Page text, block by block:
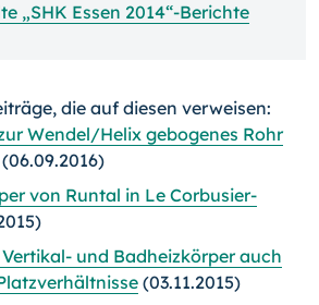
„SHK Essen 2014“-Berichte
die auf diesen verweisen:
Wendel/Helix gebogenes Rohr
von Runtal in Le Corbusier-
und Badheizkörper auch
(03.11.2015)